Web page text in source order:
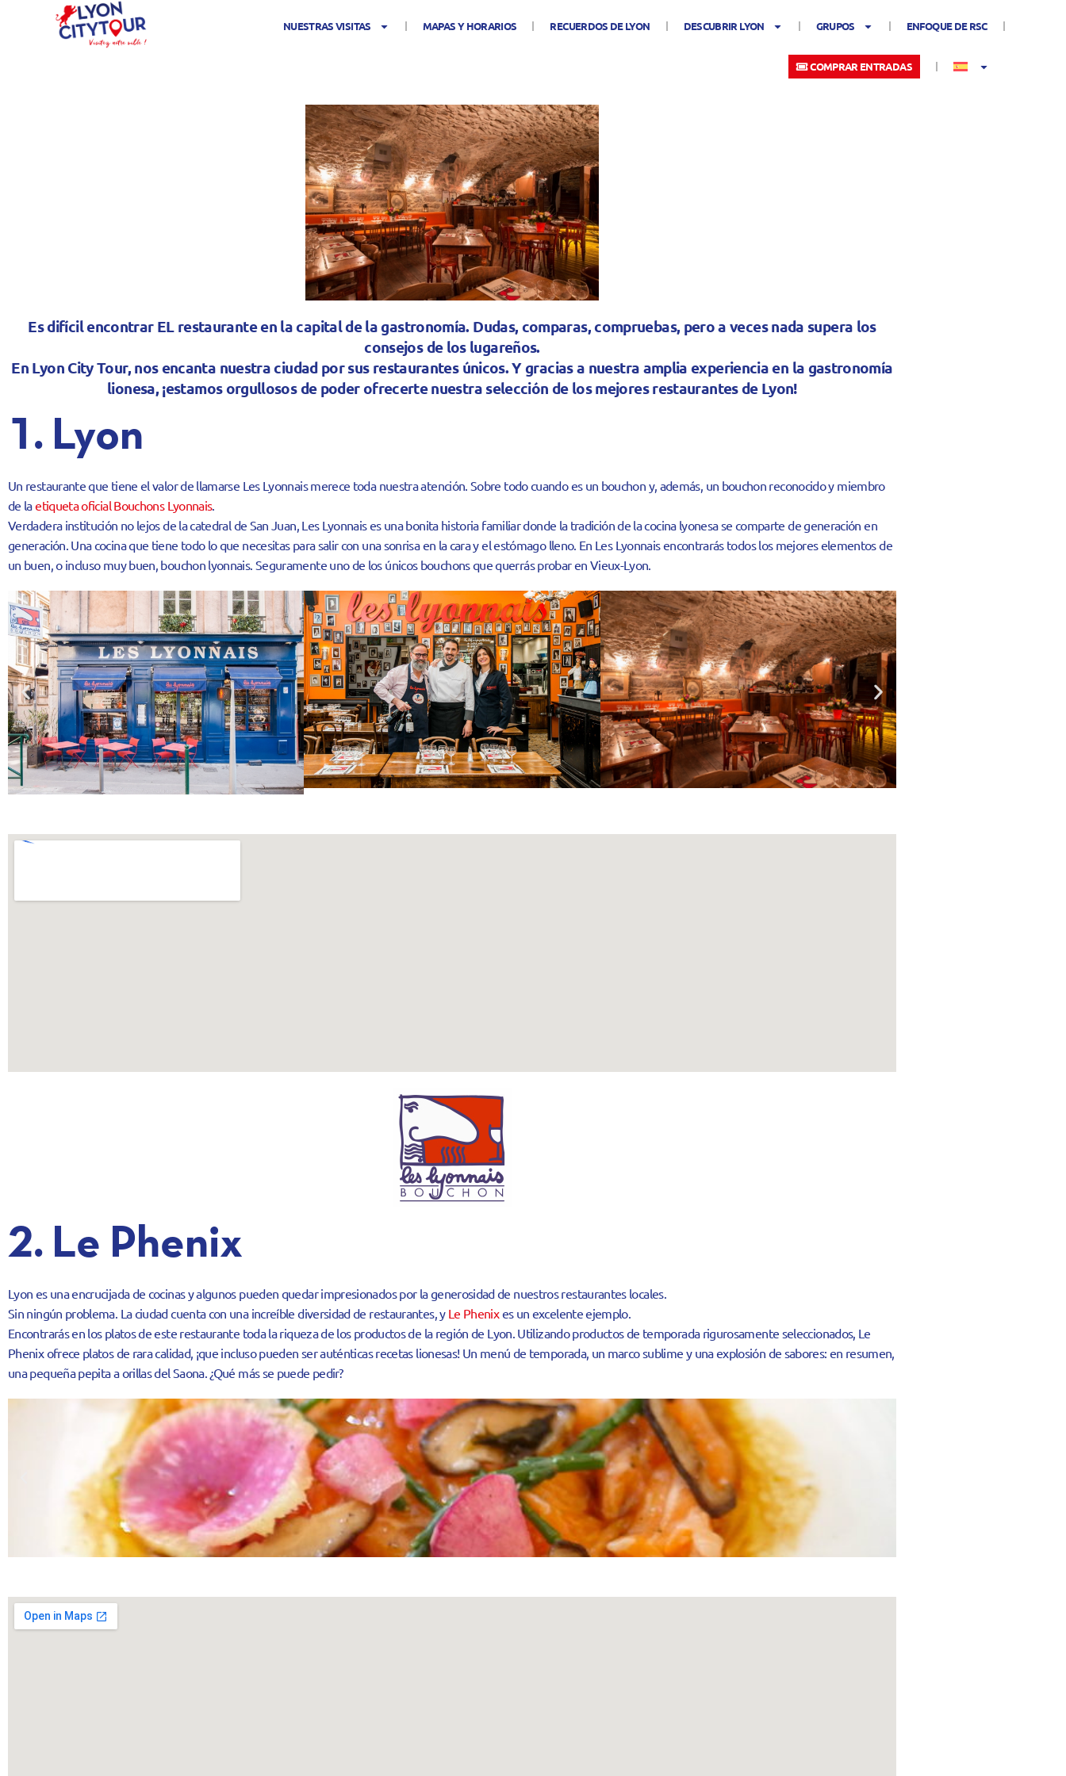
NUESTRAS VISITAS MAPAS Y HORARIOS RECUERDOS DE LYON DESCUBRIR LYON GRUPOS ENFOQUE DE RSC
COMPRAR ENTRADAS
Es difícil encontrar EL restaurante en la capital de la gastronomía. Dudas, comparas, compruebas, pero a veces nada supera los
consejos de los lugareños.
En Lyon City Tour, nos encanta nuestra ciudad por sus restaurantes únicos. Y gracias a nuestra amplia experiencia en la gastronomía
lionesa, ¡estamos orgullosos de poder ofrecerte nuestra selección de los mejores restaurantes de Lyon!
1. Lyon
Un restaurante que tiene el valor de llamarse Les Lyonnais merece toda nuestra atención. Sobre todo cuando es un bouchon y, además, un bouchon reconocido y miembro
de laetiqueta oficial Bouchons Lyonnais.
Verdadera institución no lejos de la catedral de San Juan, Les Lyonnais es una bonita historia familiar donde la tradición de la cocina lyonesa se comparte de generación en
generación. Una cocina que tiene todo lo que necesitas para salir con una sonrisa en la cara y el estómago lleno. En Les Lyonnais encontrarás todos los mejores elementos de
un buen, o incluso muy buen, bouchon lyonnais. Seguramente uno de los únicos bouchons que querrás probar en Vieux-Lyon.
2. Le Phenix
Lyon es una encrucijada de cocinas y algunos pueden quedar impresionados por la generosidad de nuestros restaurantes locales.
Sin ningún problema. La ciudad cuenta con una increíble diversidad de restaurantes, y Le Phenixes un excelente ejemplo.
Encontrarás en los platos de este restaurante toda la riqueza de los productos de la región de Lyon. Utilizando productos de temporada rigurosamente seleccionados, Le
Phenix ofrece platos de rara calidad, ¡que incluso pueden ser auténticas recetas lionesas! Un menú de temporada, un marco sublime y una explosión de sabores: en resumen,
una pequeña pepita a orillas del Saona. ¿Qué más se puede pedir?